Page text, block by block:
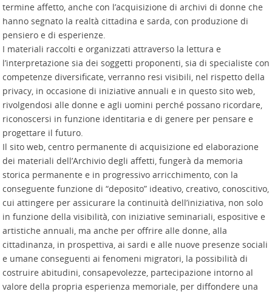
termine affetto, anche con l’acquisizione di archivi di donne che
hanno segnato la realtà cittadina e sarda, con produzione di
pensiero e di esperienze.
I materiali raccolti e organizzati attraverso la lettura e
l’interpretazione sia dei soggetti proponenti, sia di specialiste con
competenze diversificate, verranno resi visibili, nel rispetto della
privacy, in occasione di iniziative annuali e in questo sito web,
rivolgendosi alle donne e agli uomini perché possano ricordare,
riconoscersi in funzione identitaria e di genere per pensare e
progettare il futuro.
Il sito web, centro permanente di acquisizione ed elaborazione
dei materiali dell’Archivio degli affetti, fungerà da memoria
storica permanente e in progressivo arricchimento, con la
conseguente funzione di “deposito” ideativo, creativo, conoscitivo,
cui attingere per assicurare la continuità dell’iniziativa, non solo
in funzione della visibilità, con iniziative seminariali, espositive e
artistiche annuali, ma anche per offrire alle donne, alla
cittadinanza, in prospettiva, ai sardi e alle nuove presenze sociali
e umane conseguenti ai fenomeni migratori, la possibilità di
costruire abitudini, consapevolezze, partecipazione intorno al
valore della propria esperienza memoriale, per diffondere una